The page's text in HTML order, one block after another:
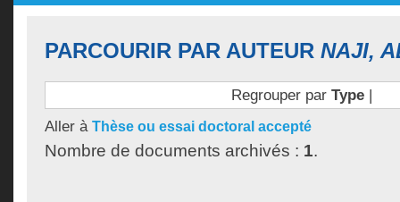
PARCOURIR PAR AUTEUR NAJI,
Regrouper par Type|
Aller à Thèse ou essai doctoral accepté
Nombre de documents archivés : 1.